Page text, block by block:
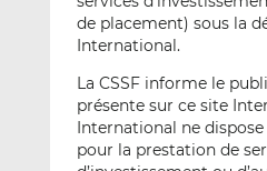
I o
de placement) sous la
International.
La CSSF informe le
présente sur ce site
International ne
pour la prestation de